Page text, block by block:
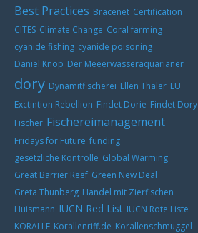
Best Practices Bracenet Certification
CITES Climate Change Coral farming
cyanide fishing cyanide poisoning
Daniel Knop Der Meeerwasseraquarianer
dory Dynamitfischerei Ellen Thaler EU
Exctintion Rebellion Findet Dorie Findet Dory
Fischer Fischereimanagement
Fridays for Future funding
gesetzliche Kontrolle Global Warming
Great Barrier Reef Green New Deal
Greta Thunberg Handel mit Zierfischen
Huismann IUCN Red List IUCN Rote Liste
KORALLE Korallenriff.de Korallenschmuggel